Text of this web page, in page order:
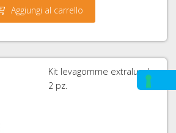
Aggiungi al carrello
Kit levagomme extralunghe
2 pz.